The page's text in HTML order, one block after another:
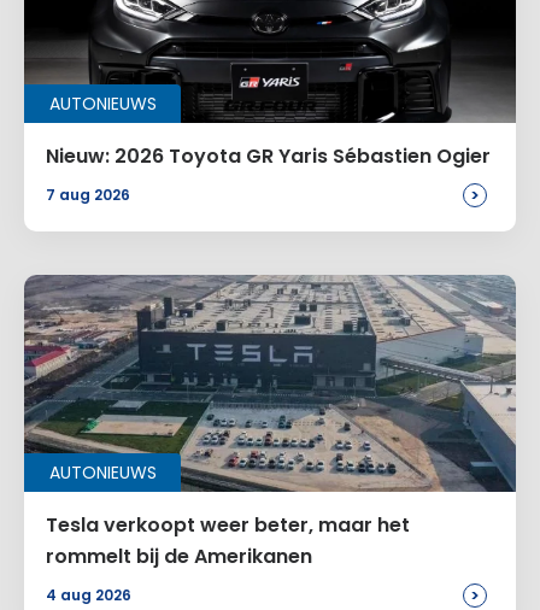
Voeg een reactie toe
Alternative:
AUTONIEUWS
Nieuw: 2026 Toyota GR Yaris Sébastien Ogier
7 aug 2026 >
AUTONIEUWS
Tesla verkoopt weer beter, maar het
rommelt bij de Amerikanen
4 aug 2026 >